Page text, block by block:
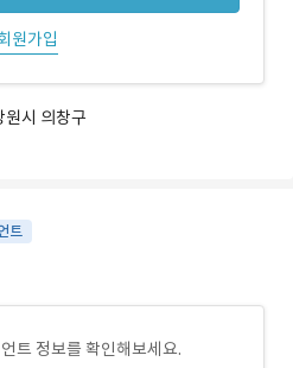
원가입
원시 의창구
트
트 정보를 확인해보세요.